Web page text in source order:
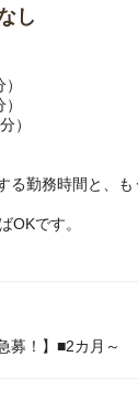
し
）
る勤務時間と、
OKです。
募！】■2カ月～